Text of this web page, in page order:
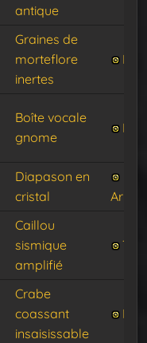
antique
Graines de
morteflore
inertes
Boîte vocale
gnome
Diapason en
cristal
Caillou
sismique
amplifié
Crabe
coassant
insaisissable